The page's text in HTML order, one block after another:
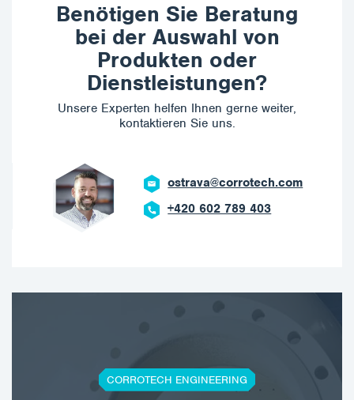
Benötigen Sie Beratung
bei der Auswahl von
Produkten oder
Dienstleistungen?
Unsere Experten helfen Ihnen gerne weiter,
kontaktieren Sie uns.
ostrava@corrotech.com
+420 602 789 403
CORROTECH ENGINEERING